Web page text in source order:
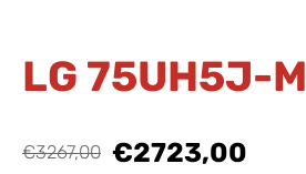
LG 75UH5J-M
€3267,00 €2723,00